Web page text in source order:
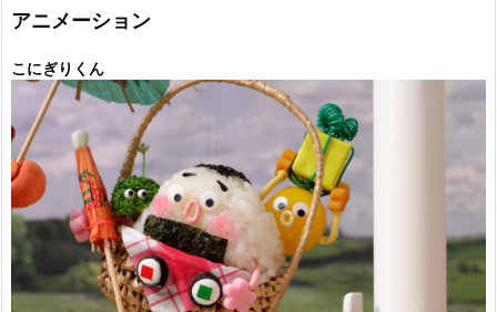
ー
アニメーション
こにぎりくん